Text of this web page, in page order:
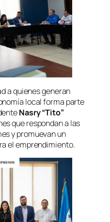
a quienes generan
local forma parte
Nasry “Tito”
que respondan a las
y promuevan un
el emprendimiento.